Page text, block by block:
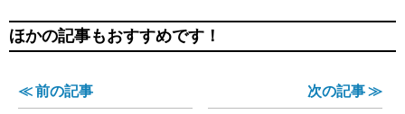
ほかの記事もおすすめです！
≪ 前の記事 次の記事 ≫